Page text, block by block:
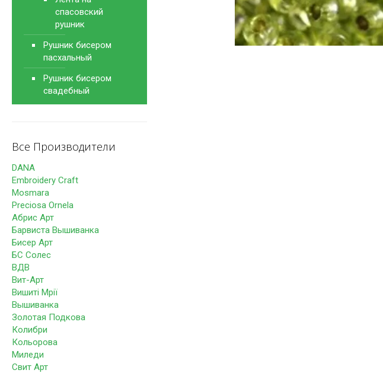
спасовский
рушник
Рушник бисером
пасхальный
Рушник бисером
свадебный
Все Производители
DANA
Embroidery Craft
Mosmara
Preciosa Ornela
Абрис Арт
Барвиста Вышиванка
Бисер Арт
БС Солес
ВДВ
Вит-Арт
Вишиті Мрії
Вышиванка
Золотая Подкова
Колибри
Кольорова
Миледи
Свит Арт